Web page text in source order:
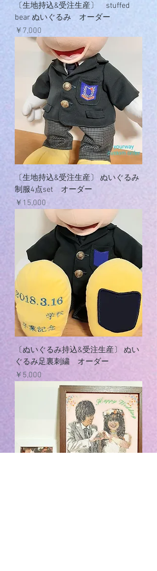
〔生地持込&受注生産〕 stuffed
bear ぬいぐるみ オーダー
価格
￥7,000
〔生地持込&受注生産〕 ぬいぐるみ
制服4点set オーダー
価格
￥15,000
〔ぬいぐるみ持込&受注生産〕 ぬい
ぐるみ足裏刺繍 オーダー
価格
￥5,000